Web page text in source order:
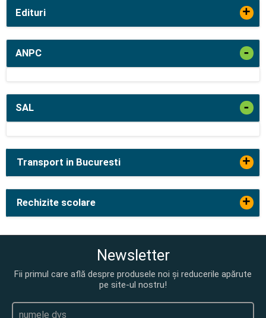
Edituri +
ANPC -
SAL -
Transport in Bucuresti +
Rechizite scolare +
Newsletter
Fii primul care află despre produsele noi și reducerile apărute
pe site-ul nostru!